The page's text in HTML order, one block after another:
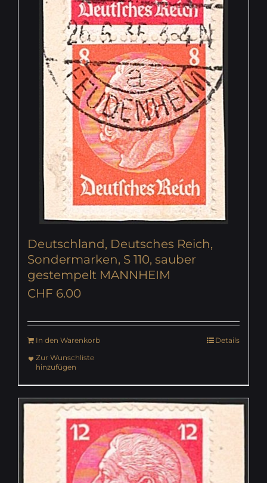
Deutschland, Deutsches Reich,
Sondermarken, S 110, sauber
gestempelt MANNHEIM
CHF 6.00
In den Warenkorb
Details
Zur Wunschliste
hinzufügen